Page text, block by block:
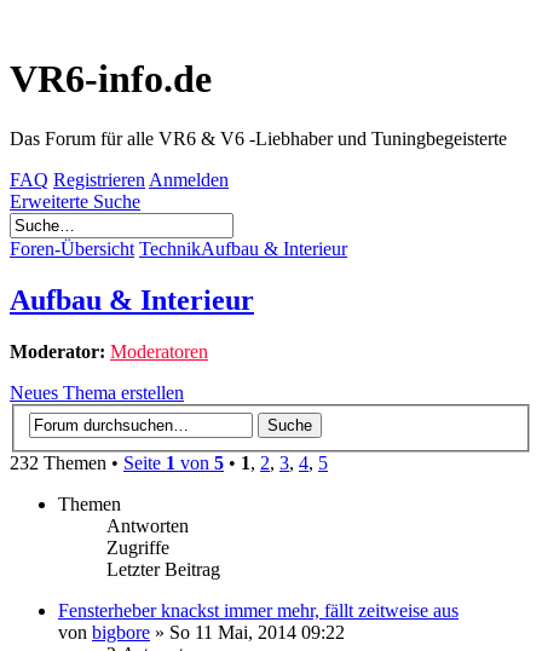
VR6-info.de
Das Forum für alle VR6 & V6 -Liebhaber und Tuningbegeisterte
FAQ Registrieren Anmelden
Erweiterte Suche
Foren-Übersicht TechnikAufbau & Interieur
Aufbau & Interieur
Moderator: Moderatoren
Neues Thema erstellen
232 Themen • Seite 1 von 5 • 1, 2, 3, 4, 5
Themen
Antworten
Zugriffe
Letzter Beitrag
Fensterheber knackst immer mehr, fällt zeitweise aus
von bigbore » So 11 Mai, 2014 09:22